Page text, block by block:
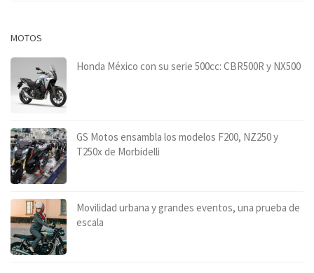
MOTOS
Honda México con su serie 500cc: CBR500R y NX500
GS Motos ensambla los modelos F200, NZ250 y
T250x de Morbidelli
Movilidad urbana y grandes eventos, una prueba de
escala